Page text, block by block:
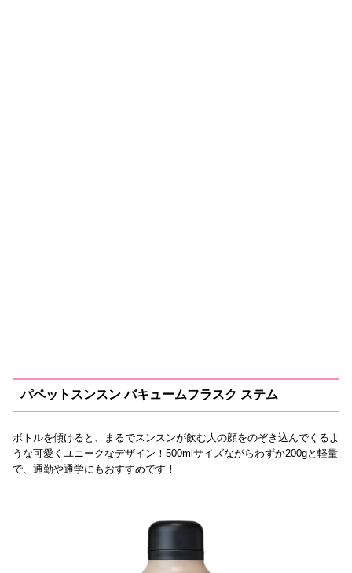
パペットスンスン バキュームフラスク ステム
ボトルを傾けると、まるでスンスンが飲む人の顔をのぞき込んでくるよ
うな可愛くユニークなデザイン！500mlサイズながらわずか200gと軽量
で、通勤や通学にもおすすめです！